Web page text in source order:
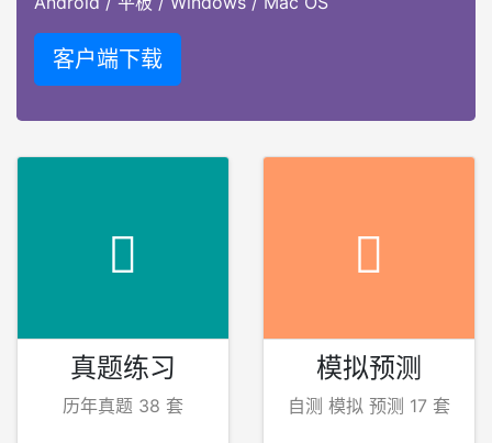
客户端下载
真题练习
历年真题 38 套
模拟预测
自测 模拟 预测 17 套